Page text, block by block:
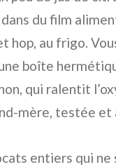
du film
hop, au frigo.
boîte
qui ralentit
mère, testée et
entiers qui ne